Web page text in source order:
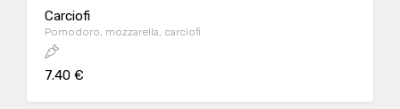
Carciofi
Pomodoro, mozzarella, carciofi
7.40 €